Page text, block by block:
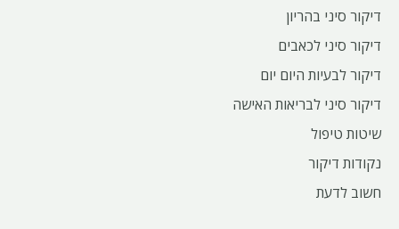
דיקור סיני בהריון
דיקור סיני לכאבים
דיקור לבעיות היום יום
דיקור סיני לבריאות האישה
שיטות טיפול
נקודות דיקור
חשוב לדעת